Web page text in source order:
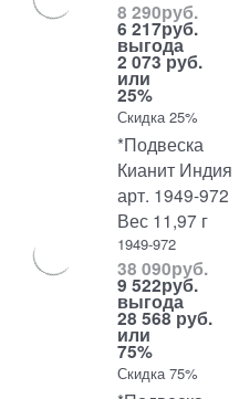
8 290руб.
6 217руб.
выгода
2 073 руб.
или
25%
Скидка 25%
*Подвеска
Кианит Индия
арт. 1949-972
Вес 11,97 г
1949-972
38 090руб.
9 522руб.
выгода
28 568 руб.
или
75%
Скидка 75%